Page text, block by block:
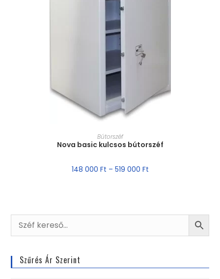
MÉRET VÁLASZTÁSA
Bútorszéf
Nova basic kulcsos bútorszéf
148 000 Ft – 519 000 Ft
Szűrés Ár Szerint